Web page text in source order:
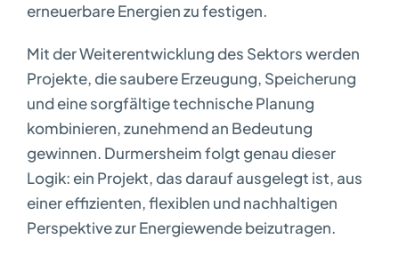
erneuerbare Energien zu festigen.
Mit der Weiterentwicklung des Sektors werden
Projekte, die saubere Erzeugung, Speicherung
und eine sorgfältige technische Planung
kombinieren, zunehmend an Bedeutung
gewinnen. Durmersheim folgt genau dieser
Logik: ein Projekt, das darauf ausgelegt ist, aus
einer effizienten, flexiblen und nachhaltigen
Perspektive zur Energiewende beizutragen.